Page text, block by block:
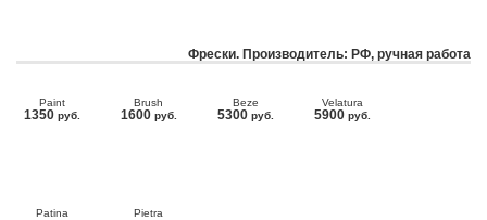
Фрески. Производитель: РФ, ручная работа
Paint
1350 руб.
Brush
1600 руб.
Beze
5300 руб.
Velatura
5900 руб.
Patina Pietra